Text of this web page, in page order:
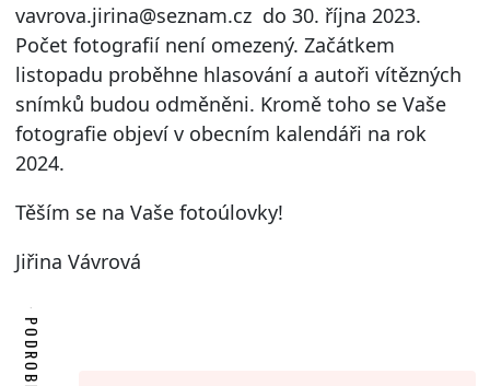
vavrova.jirina@seznam.cz do 30. října 2023.
Počet fotografií není omezený. Začátkem
listopadu proběhne hlasování a autoři vítězných
snímků budou odměněni. Kromě toho se Vaše
fotografie objeví v obecním kalendáři na rok
2024.
Těším se na Vaše fotoúlovky!
Jiřina Vávrová